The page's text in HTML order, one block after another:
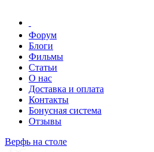
Форум
Блоги
Фильмы
Статьи
О нас
Доставка и оплата
Контакты
Бонусная система
Отзывы
Верфь на столе